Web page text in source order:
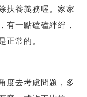
扶養義務喔。家家
有一點磕磕絆絆，
正常的。
度去考慮問題，多